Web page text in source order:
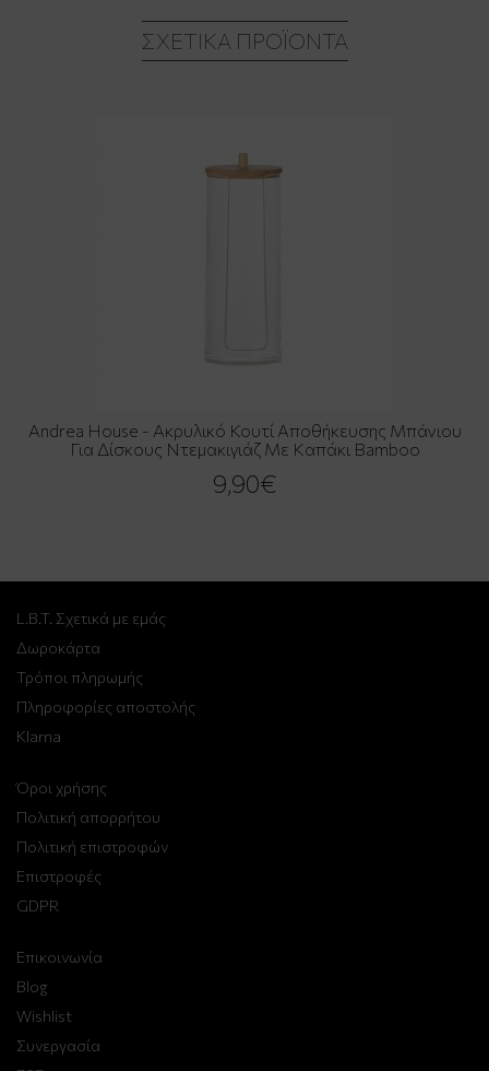
ΣΧΕΤΙΚΆ ΠΡΟΪΌΝΤΑ
Andrea House - Ακρυλικό Κουτί Αποθήκευσης Μπάνιου
Για Δίσκους Ντεμακιγιάζ Με Καπάκι Bamboo
9,90€
L.B.T. Σχετικά με εμάς
Δωροκάρτα
Τρόποι πληρωμής
Πληροφορίες αποστολής
Klarna
Όροι χρήσης
Πολιτική απορρήτου
Πολιτική επιστροφών
Επιστροφές
GDPR
Επικοινωνία
Blog
Wishlist
Συνεργασία